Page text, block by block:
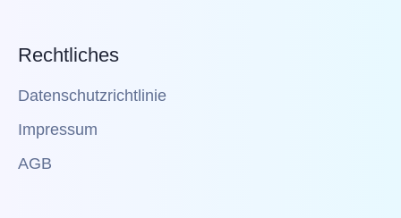
Rechtliches
Datenschutzrichtlinie
Impressum
AGB